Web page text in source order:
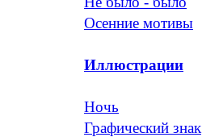
Осенние мотивы
Иллюстрации
Ночь
Графический знак